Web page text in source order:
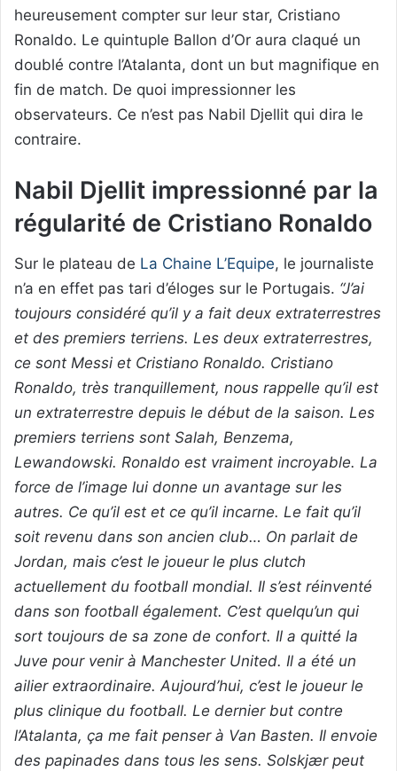
heureusement compter sur leur star, Cristiano
Ronaldo. Le quintuple Ballon d’Or aura claqué un
doublé contre l’Atalanta, dont un but magnifique en
fin de match. De quoi impressionner les
observateurs. Ce n’est pas Nabil Djellit qui dira le
contraire.
Nabil Djellit impressionné par la
régularité de Cristiano Ronaldo
Sur le plateau de La Chaine L’Equipe, le journaliste
n’a en effet pas tari d’éloges sur le Portugais. “J’ai
toujours considéré qu’il y a fait deux extraterrestres
et des premiers terriens. Les deux extraterrestres,
ce sont Messi et Cristiano Ronaldo. Cristiano
Ronaldo, très tranquillement, nous rappelle qu’il est
un extraterrestre depuis le début de la saison. Les
premiers terriens sont Salah, Benzema,
Lewandowski. Ronaldo est vraiment incroyable. La
force de l’image lui donne un avantage sur les
autres. Ce qu’il est et ce qu’il incarne. Le fait qu’il
soit revenu dans son ancien club… On parlait de
Jordan, mais c’est le joueur le plus clutch
actuellement du football mondial. Il s’est réinventé
dans son football également. C’est quelqu’un qui
sort toujours de sa zone de confort. Il a quitté la
Juve pour venir à Manchester United. Il a été un
ailier extraordinaire. Aujourd’hui, c’est le joueur le
plus clinique du football. Le dernier but contre
l’Atalanta, ça me fait penser à Van Basten. Il envoie
des papinades dans tous les sens. Solskjær peut